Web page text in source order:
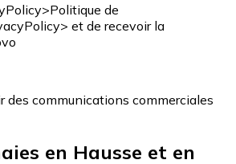
de
et de recevoir la
des communications commerciales
en Hausse et en